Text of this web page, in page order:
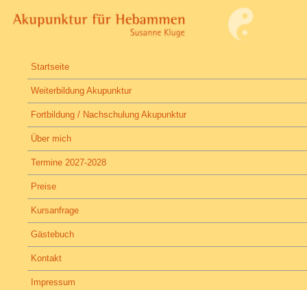
Startseite
Weiterbildung Akupunktur
Fortbildung / Nachschulung Akupunktur
Über mich
Termine 2027-2028
Preise
Kursanfrage
Gästebuch
Kontakt
Impressum